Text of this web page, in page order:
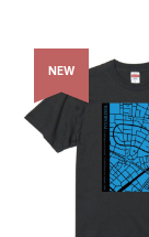
NEW